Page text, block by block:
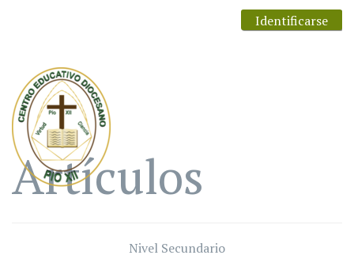
Identificarse
Artículos
Nivel Secundario